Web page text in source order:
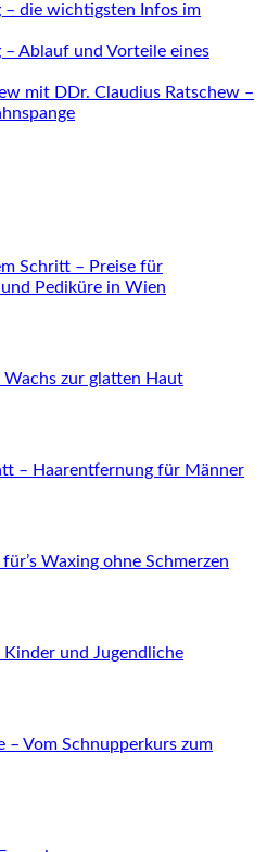
– die wichtigsten Infos im
– Ablauf und Vorteile eines
mit DDr. Claudius Ratschew –
Schritt – Preise für
Pediküre in Wien
zur glatten Haut
– Haarentfernung für Männer
Waxing ohne Schmerzen
Kinder und Jugendliche
– Vom Schnupperkurs zum